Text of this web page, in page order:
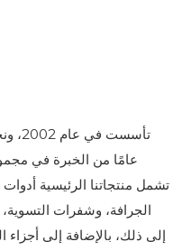
عامًا من الخبرة في
الجرافة، وشفرات
إلى ذلك، بالإضافة إلى